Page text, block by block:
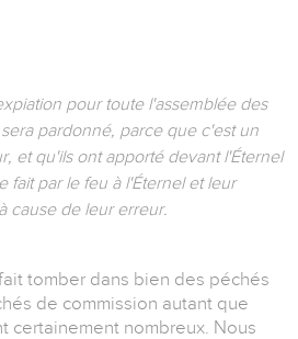
pour toute l'assemblée des
pardonné, parce que c'est un
et qu'ils ont apporté devant l'Éternel
fait par le feu à l'Éternel et leur
cause de leur erreur.
tomber dans bien des péchés
de commission autant que
certainement nombreux. Nous